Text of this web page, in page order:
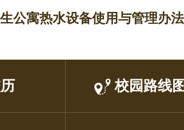
公寓热水设备使用与管理办法
校园路线